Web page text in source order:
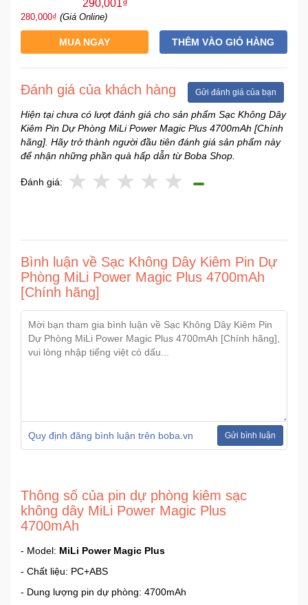
290,001₫
280,000₫ (Giá Online)
MUA NGAY THÊM VÀO GIỎ HÀNG
Đánh giá của khách hàng Gửi đánh giá của bạn
Hiện tại chưa có lượt đánh giá cho sản phẩm Sạc Không Dây
Kiêm Pin Dự Phòng MiLi Power Magic Plus 4700mAh [Chính
hãng]. Hãy trở thành người đầu tiên đánh giá sản phẩm này
để nhận những phần quà hấp dẫn từ Boba Shop.
Đánh giá:
Bình luận về Sạc Không Dây Kiêm Pin Dự
Phòng MiLi Power Magic Plus 4700mAh
[Chính hãng]
Quy định đăng bình luận trên boba.vn Gửi bình luận
Thông số của pin dự phòng kiêm sạc
không dây MiLi Power Magic Plus
4700mAh
- Model: MiLi Power Magic Plus
- Chất liệu: PC+ABS
- Dung lượng pin dự phòng: 4700mAh